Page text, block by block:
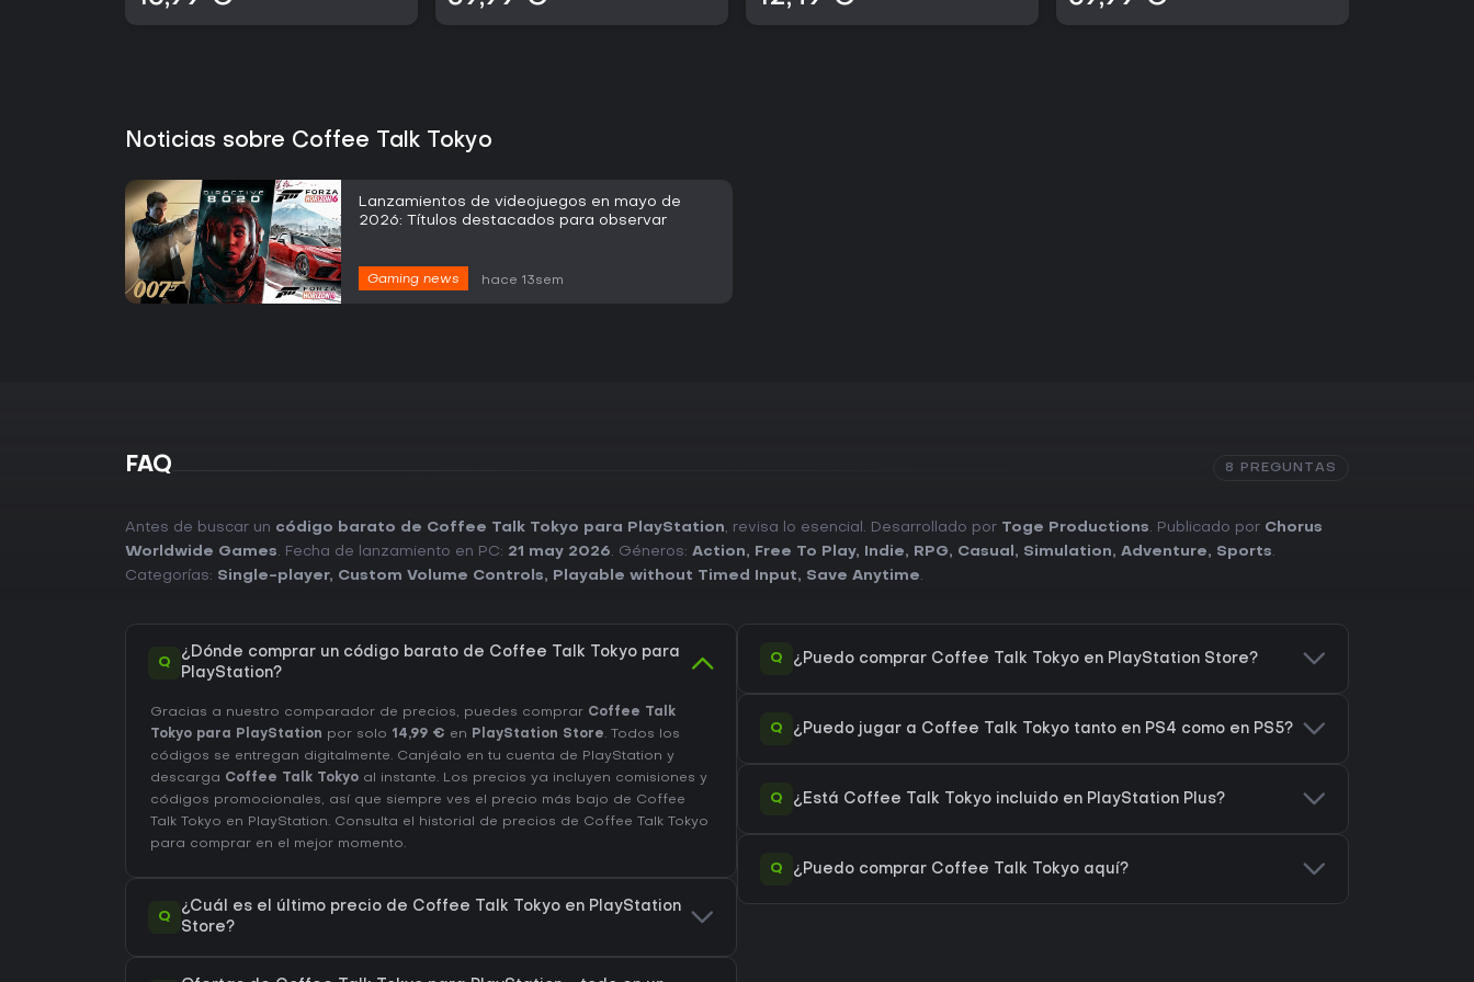
Noticias sobre Coffee Talk Tokyo
Lanzamientos de videojuegos en mayo de
2026: Títulos destacados para observar
Gaming news hace 13sem
FAQ 8 PREGUNTAS
Antes de buscar un código barato de Coffee Talk Tokyo para PlayStation, revisa lo esencial. Desarrollado por Toge Productions. Publicado por Chorus
Worldwide Games. Fecha de lanzamiento en PC: 21 may 2026. Géneros: Action, Free To Play, Indie, RPG, Casual , Simulation, Adventure, Sports.
Categorías: Single-player, Custom Volume Controls, Playable without Timed Input, Save Anytime.
Q
¿Dónde comprar un código barato de Coffee Talk Tokyo para
PlayStation?
Gracias a nuestro comparador de precios, puedes comprar Coffee Talk
Tokyo para PlayStation por solo 14,99 € en PlayStation Store. Todos los
códigos se entregan digitalmente. Canjéalo en tu cuenta de PlayStation y
descarga Coffee Talk Tokyo al instante. Los precios ya incluyen comisiones y
códigos promocionales, así que siempre ves el precio más bajo de Coffee
Talk Tokyo en PlayStation. Consulta el
historial de precios de Coffee Talk Tokyo
para comprar en el mejor momento.
Q
¿Cuál es el último precio de Coffee Talk Tokyo en PlayStation
Store?
Q ¿Puedo comprar Coffee Talk Tokyo en PlayStation Store?
Q ¿Puedo jugar a Coffee Talk Tokyo tanto en PS4 como en PS5?
Q ¿Está Coffee Talk Tokyo incluido en PlayStation Plus?
Q ¿Puedo comprar Coffee Talk Tokyo aquí?